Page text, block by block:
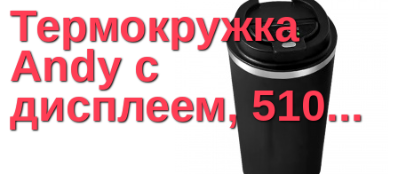
Текстиль для ванной комнаты
Кухонные приспособления
Кухонный текстиль
Ножи разделочные доски
Фоторамки и фотоальбомы
Термокружка
Andy с
дисплеем, 510...